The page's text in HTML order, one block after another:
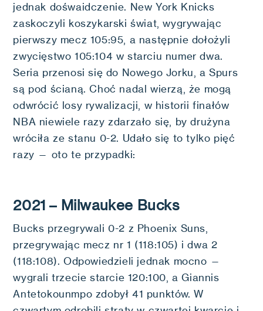
jednak dośwaidczenie. New York Knicks
zaskoczyli koszykarski świat, wygrywając
pierwszy mecz 105:95, a następnie dołożyli
zwycięstwo 105:104 w starciu numer dwa.
Seria przenosi się do Nowego Jorku, a Spurs
są pod ścianą. Choć nadal wierzą, że mogą
odwrócić losy rywalizacji, w historii finałów
NBA niewiele razy zdarzało się, by drużyna
wróciła ze stanu 0-2. Udało się to tylko pięć
razy — oto te przypadki:
2021 – Milwaukee Bucks
Bucks przegrywali 0-2 z Phoenix Suns,
przegrywając mecz nr 1 (118:105) i dwa 2
(118:108). Odpowiedzieli jednak mocno —
wygrali trzecie starcie 120:100, a Giannis
Antetokounmpo zdobył 41 punktów. W